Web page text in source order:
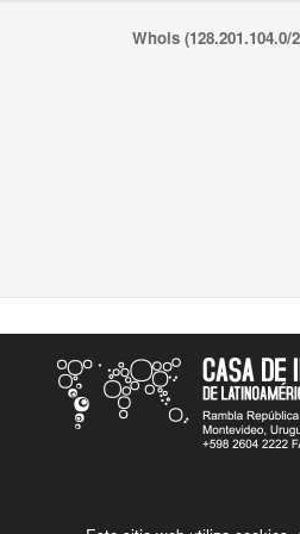
Whois (128.201.104.0/